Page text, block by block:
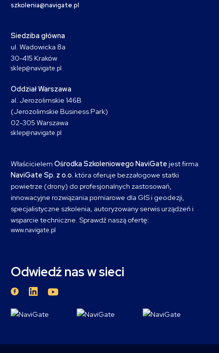
szkolenia@navigate.pl
Siedziba główna
ul. Wadowicka 8a
30-415 Kraków
sklep@navigate.pl
Oddział Warszawa
al. Jerozolimskie 146B
(Jerozolimskie Business Park)
02-305 Warszawa
sklep@navigate.pl
Właścicielem Ośrodka Szkoleniowego NaviGate jest firma
NaviGate Sp. z o.o. która oferuje bezzałogowe statki
powietrze (drony) do profesjonalnych zastosowań,
innowacyjne rozwiązania pomiarowe dla GIS i geodezji,
specjalistyczne szkolenia, autoryzowany serwis urządzeń i
wsparcie techniczne. Sprawdź naszą ofertę:
www.navigate.pl
Odwiedź nas w sieci